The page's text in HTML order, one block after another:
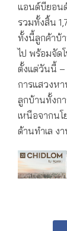
แอนด์บียอนด์
รวมทั้งสิ้น
ทั้งนี้ลูกค้าบ้
ไป พร้อมจัด
ตั้งแต่วันนี้ –
การแสวงห
ลูกบ้านทั้งก
เหนือจากน
ด้านทำเล ง